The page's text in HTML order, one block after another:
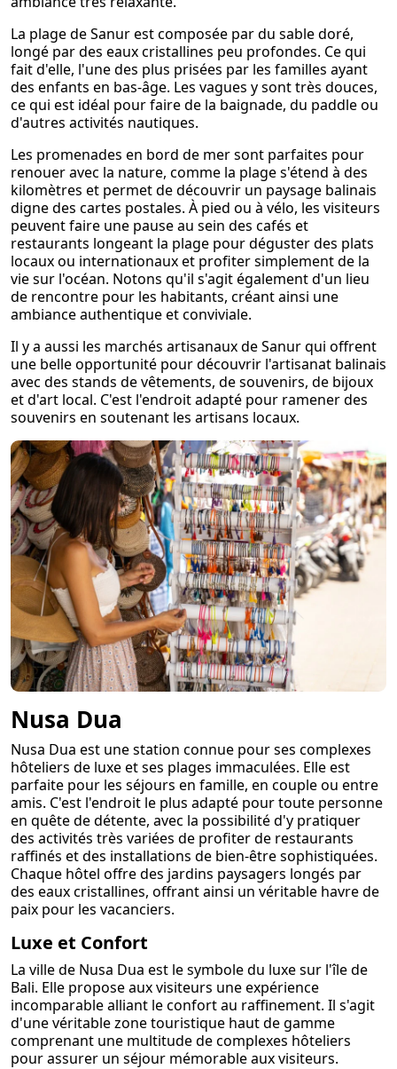
La plage de Sanur est composée par du sable doré,
longé par des eaux cristallines peu profondes. Ce qui
fait d'elle, l'une des plus prisées par les familles ayant
des enfants en bas-âge. Les vagues y sont très douces,
ce qui est idéal pour faire de la baignade, du paddle ou
d'autres activités nautiques.
Les promenades en bord de mer sont parfaites pour
renouer avec la nature, comme la plage s'étend à des
kilomètres et permet de découvrir un paysage balinais
digne des cartes postales. À pied ou à vélo, les visiteurs
peuvent faire une pause au sein des cafés et
restaurants longeant la plage pour déguster des plats
locaux ou internationaux et profiter simplement de la
vie sur l'océan. Notons qu'il s'agit également d'un lieu
de rencontre pour les habitants, créant ainsi une
ambiance authentique et conviviale.
Il y a aussi les marchés artisanaux de Sanur qui offrent
une belle opportunité pour découvrir l'artisanat balinais
avec des stands de vêtements, de souvenirs, de bijoux
et d'art local. C'est l'endroit adapté pour ramener des
souvenirs en soutenant les artisans locaux.
Nusa Dua
Nusa Dua est une station connue pour ses complexes
hôteliers de luxe et ses plages immaculées. Elle est
parfaite pour les séjours en famille, en couple ou entre
amis. C'est l'endroit le plus adapté pour toute personne
en quête de détente, avec la possibilité d'y pratiquer
des activités très variées de profiter de restaurants
raffinés et des installations de bien-être sophistiquées.
Chaque hôtel offre des jardins paysagers longés par
des eaux cristallines, offrant ainsi un véritable havre de
paix pour les vacanciers.
Luxe et Confort
La ville de Nusa Dua est le symbole du luxe sur l'île de
Bali. Elle propose aux visiteurs une expérience
incomparable alliant le confort au raffinement. Il s'agit
d'une véritable zone touristique haut de gamme
comprenant une multitude de complexes hôteliers
pour assurer un séjour mémorable aux visiteurs.